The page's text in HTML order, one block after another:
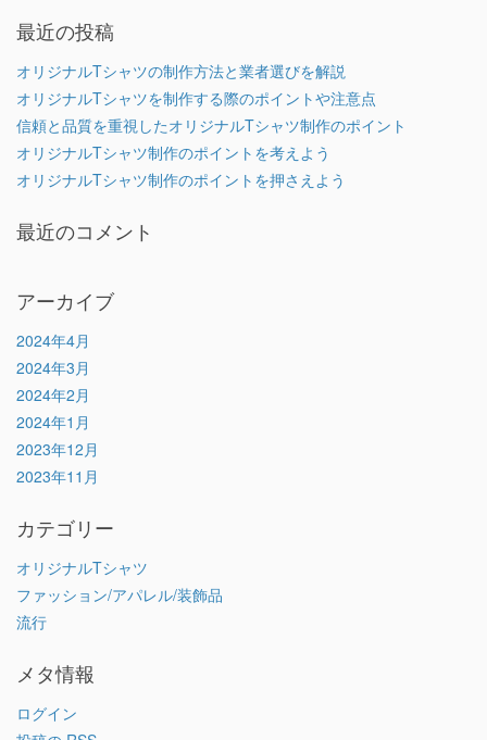
最近の投稿
オリジナルTシャツの制作方法と業者選びを解説
オリジナルTシャツを制作する際のポイントや注意点
信頼と品質を重視したオリジナルTシャツ制作のポイント
オリジナルTシャツ制作のポイントを考えよう
オリジナルTシャツ制作のポイントを押さえよう
最近のコメント
アーカイブ
2024年4月
2024年3月
2024年2月
2024年1月
2023年12月
2023年11月
カテゴリー
オリジナルTシャツ
ファッション/アパレル/装飾品
流行
メタ情報
ログイン